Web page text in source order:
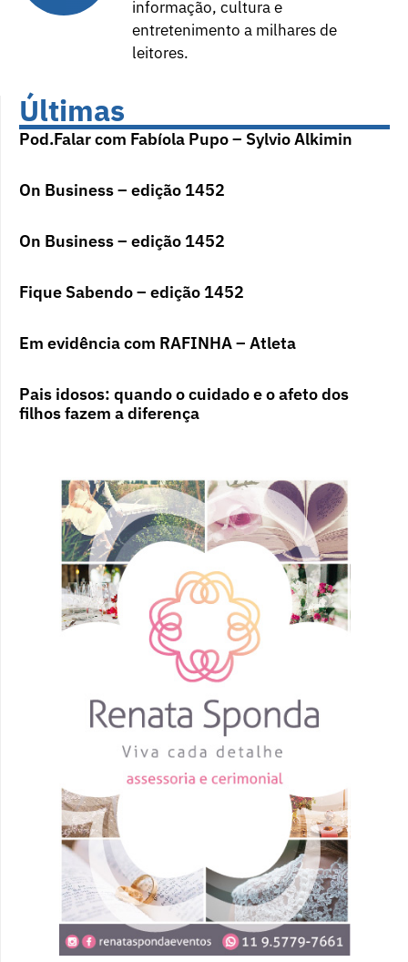
informação, cultura e
entretenimento a milhares de
leitores.
Últimas
Pod.Falar com Fabíola Pupo – Sylvio Alkimin
On Business – edição 1452
On Business – edição 1452
Fique Sabendo – edição 1452
Em evidência com RAFINHA – Atleta
Pais idosos: quando o cuidado e o afeto dos
filhos fazem a diferença